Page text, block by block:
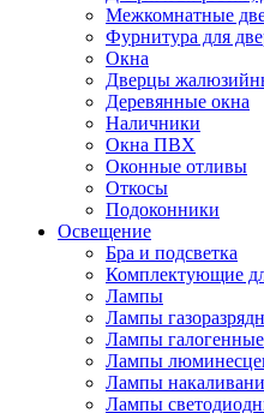
Межкомнатные
Фурнитура для
Окна
Дверцы
Деревянные окна
Наличники
Окна ПВХ
Оконные отливы
Откосы
Подоконники
Освещение
Бра и подсветка
Комплектующие
Лампы
Лампы
Лампы галогенные
Лампы
Лампы
Лампы